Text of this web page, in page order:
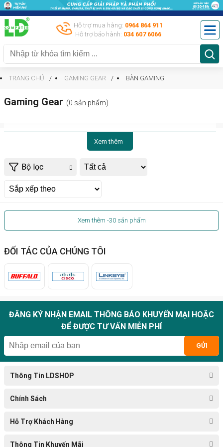
Hỗ trợ mua hàng: 0964 864 911
Hỗ trợ bảo hành: 034 607 6066
TRANG CHỦ GAMING GEAR BÀN GAMING
Gaming Gear (0 sản phẩm)
Xem thêm
Bộ lọc
Xem thêm -30sản phẩm
ĐỐI TÁC CỦA CHÚNG TÔI
ĐĂNG KÝ NHẬN EMAIL THÔNG BÁO KHUYẾN MẠI HOẶC
ĐỂ ĐƯỢC TƯ VẤN MIỄN PHÍ
GỬI
Thông Tin LDSHOP
Chính Sách
Hỗ Trợ Khách Hàng
Thông Tin Khuyến Mãi